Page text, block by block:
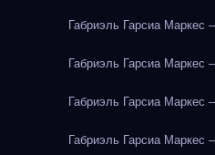
Габриэль Гарсиа Маркес
Габриэль Гарсиа Маркес
Габриэль Гарсиа Маркес
Габриэль Гарсиа Маркес